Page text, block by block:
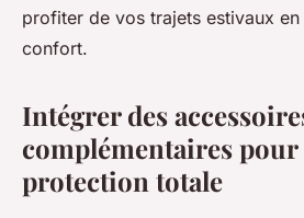
profiter de vos trajets estivaux
confort.
Intégrer des
complémentaires pour
protection totale